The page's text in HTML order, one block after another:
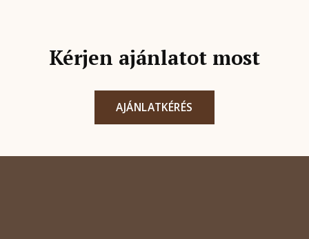
Kérjen ajánlatot most
AJÁNLATKÉRÉS